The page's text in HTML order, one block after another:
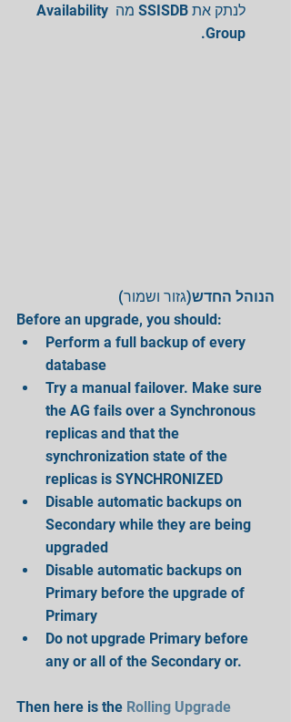
לנתק את SSISDB מה Availability
Group.
הנוהל החדש(גזור ושמור)
Before an upgrade, you should:
Perform a full backup of every
database
Try a manual failover. Make sure
the AG fails over a Synchronous
replicas and that the
synchronization state of the
replicas is SYNCHRONIZED
Disable automatic backups on
Secondary while they are being
upgraded
Disable automatic backups on
Primary before the upgrade of
Primary
Do not upgrade Primary before
any or all of the Secondary or.
Then here is the Rolling Upgrade